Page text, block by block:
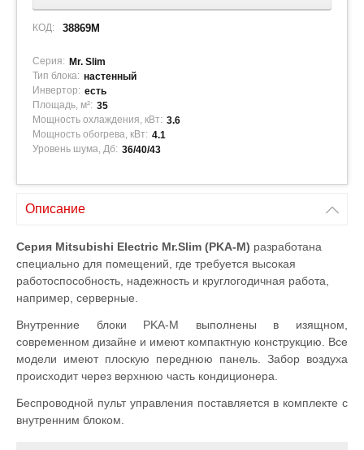
КОД: 38869M
Серия: Mr. Slim
Тип блока: настенный
Инвертор: есть
Площадь, м²: 35
Мощность охлаждения, кВт: 3.6
Мощность обогрева, кВт: 4.1
Уровень шума, Дб: 36/40/43
Описание
Cерия Mitsubishi Electric Mr.Slim (PKA-M) разработана
специально для помещений, где требуется высокая
работоспособность, надежность и круглогодичная работа,
например, серверные.
Внутренние блоки PKA-M выполнены в изящном,
современном дизайне и имеют компактную конструкцию. Все
модели имеют плоскую переднюю панель. Забор воздуха
происходит через верхнюю часть кондиционера.
Беспроводной пульт управления поставляется в комплекте с
внутренним блоком.